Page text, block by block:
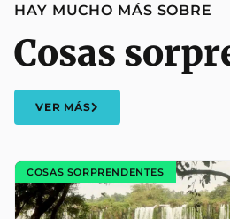
HAY MUCHO MÁS SOBRE
Cosas
VER MÁS
COSAS SORPRENDENTES